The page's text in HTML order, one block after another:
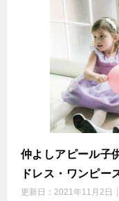
仲よしアピール子
ドレス・ワンピー
更新日： 2021年11月2日